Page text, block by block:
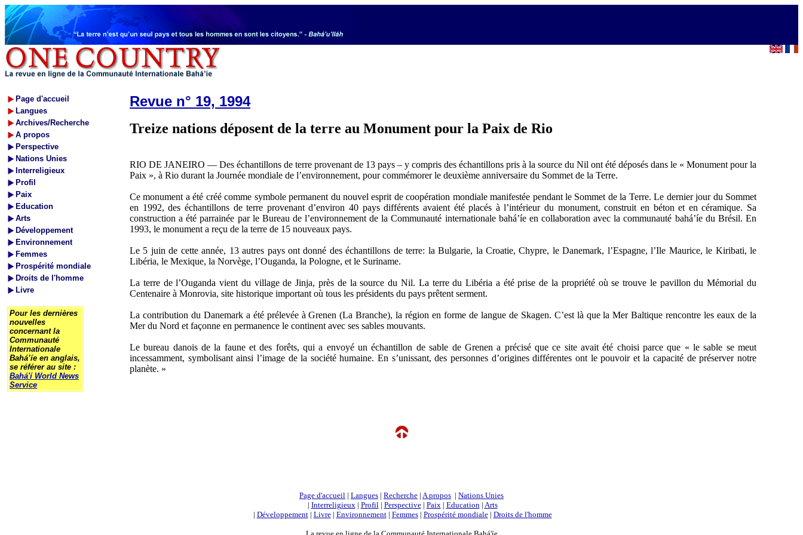
Page d'accueil
Langues
Archives/Recherche
A propos
Perspective
Nations Unies
Interreligieux
Profil
Paix
Education
Arts
Développement
Environnement
Femmes
Prospérité mondiale
Droits de l'homme
Livre
Pour les dernières
nouvelles
concernant la
Communauté
Internationale
Bahá’íe en anglais,
se référer au site :
Bahá'í World News
Service
Revue n° 19, 1994
Treize nations déposent de la terre au Monument pour la Paix de Rio
RIO DE JANEIRO — Des échantillons de terre provenant de 13 pays – y compris des échantillons pris à la source du Nil ont été déposés dans le « Monument pour la
Paix », à Rio durant la Journée mondiale de l’environnement, pour commémorer le deuxième anniversaire du Sommet de la Terre.
Ce monument a été créé comme symbole permanent du nouvel esprit de coopération mondiale manifestée pendant le Sommet de la Terre. Le dernier jour du Sommet
en 1992, des échantillons de terre provenant d’environ 40 pays différents avaient été placés à l’intérieur du monument, construit en béton et en céramique. Sa
construction a été parrainée par le Bureau de l’environnement de la Communauté internationale bahá’íe en collaboration avec la communauté bahá’íe du Brésil. En
1993, le monument a reçu de la terre de 15 nouveaux pays.
Le 5 juin de cette année, 13 autres pays ont donné des échantillons de terre: la Bulgarie, la Croatie, Chypre, le Danemark, l’Espagne, l’Ile Maurice, le Kiribati, le
Libéria, le Mexique, la Norvège, l’Ouganda, la Pologne, et le Suriname.
La terre de l’Ouganda vient du village de Jinja, près de la source du Nil. La terre du Libéria a été prise de la propriété où se trouve le pavillon du Mémorial du
Centenaire à Monrovia, site historique important où tous les présidents du pays prêtent serment.
La contribution du Danemark a été prélevée à Grenen (La Branche), la région en forme de langue de Skagen. C’est là que la Mer Baltique rencontre les eaux de la
Mer du Nord et façonne en permanence le continent avec ses sables mouvants.
Le bureau danois de la faune et des forêts, qui a envoyé un échantillon de sable de Grenen a précisé que ce site avait été choisi parce que « le sable se meut
incessamment, symbolisant ainsi l’image de la société humaine. En s’unissant, des personnes d’origines différentes ont le pouvoir et la capacité de préserver notre
planète. »
Page d'accueil | Langues | Recherche | A propos | Nations Unies
| Interreligieux| Profil| Perspective| Paix| Education| Arts
| Développement| Livre| Environnement| Femmes| Prospérité mondiale| Droits de l'homme